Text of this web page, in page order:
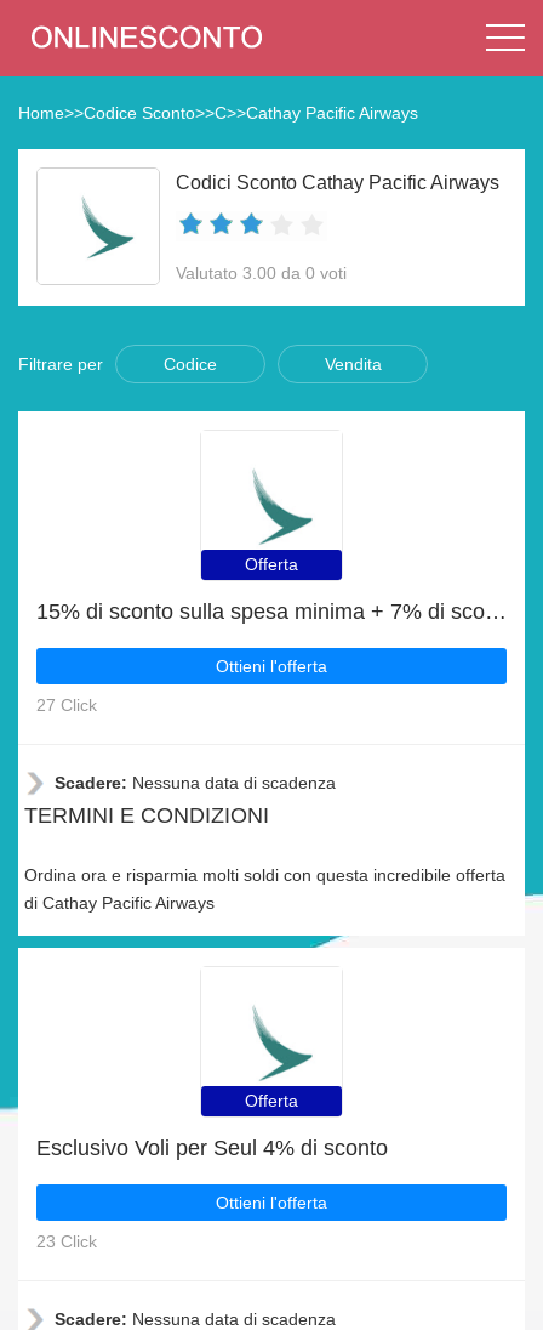
Home>>Codice Sconto>>C>>Cathay Pacific Airways
Codici Sconto Cathay Pacific Airways
Valutato 3.00 da 0 voti
Filtrare per Codice Vendita
Offerta
15% di sconto sulla spesa minima + 7% di sconto sui Voli per Sapporo
Ottieni l'offerta
27 Click
Scadere: Nessuna data di scadenza
TERMINI E CONDIZIONI
Ordina ora e risparmia molti soldi con questa incredibile offerta
di Cathay Pacific Airways
Offerta
Esclusivo Voli per Seul 4% di sconto
Ottieni l'offerta
23 Click
Scadere: Nessuna data di scadenza